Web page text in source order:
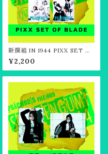
新撰組 IN 1944 PIXX SET O
F BLADE
¥2,200